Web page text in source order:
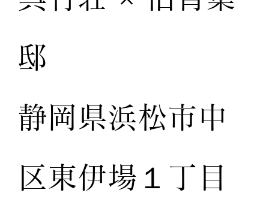
邸
静岡県浜松市中
区東伊場１丁目